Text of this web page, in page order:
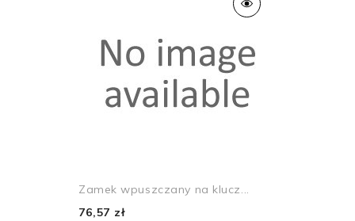
Zamek wpuszczany na klucz...
76,57 zł